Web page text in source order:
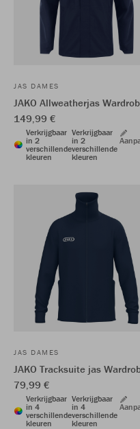
JAS DAMES
JAKO Allweatherjas
149,99 €
Verkrijgbaar
in 2
verschillende
kleuren
Verkrijgbaar
in 2
verschillende
kleuren
JAS DAMES
JAKO Tracksuite jas
79,99 €
Verkrijgbaar
in 4
verschillende
kleuren
Verkrijgbaar
in 4
verschillende
kleuren